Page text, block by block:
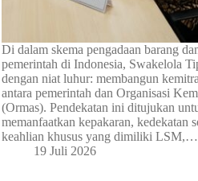
Di dalam skema pengadaan barang
pemerintah di Indonesia, Swakelola
dengan niat luhur: membangun
antara pemerintah dan Organisasi
(Ormas). Pendekatan ini ditujukan
memanfaatkan kepakaran, kedekatan
keahlian khusus yang dimiliki LSM,…
19 Juli 2026